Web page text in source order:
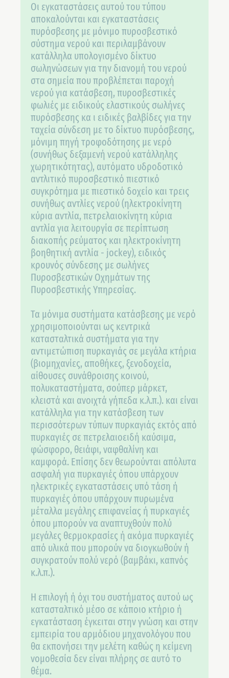
Οι εγκαταστάσεις αυτού του τύπου
αποκαλούνται και εγκαταστάσεις
πυρόσβεσης με μόνιμο πυροσβεστικό
σύστημα νερού και περιλαμβάνουν
κατάλληλα υπολογισμένο δίκτυο
σωληνώσεων για την διανομή του νερού
στα σημεία που προβλέπεται παροχή
νερού για κατάσβεση, πυροσβεστικές
φωλιές με ειδικούς ελαστικούς σωλήνες
πυρόσβεσης κα ι ειδικές βαλβίδες για την
ταχεία σύνδεση με το δίκτυο πυρόσβεσης,
μόνιμη πηγή τροφοδότησης με νερό
(συνήθως δεξαμενή νερού κατάλληλης
χωρητικότητας), αυτόματο υδροδοτικό
αντλιτικό πυροσβεστικό πιεστικό
συγκρότημα με πιεστικό δοχείο και τρεις
συνήθως αντλίες νερού (ηλεκτροκίνητη
κύρια αντλία, πετρελαιοκίνητη κύρια
αντλία για λειτουργία σε περίπτωση
διακοπής ρεύματος και ηλεκτροκίνητη
βοηθητική αντλία - jockey), ειδικός
κρουνός σύνδεσης με σωλήνες
Πυροσβεστικών Οχημάτων της
Πυροσβεστικής Υπηρεσίας.
Τα μόνιμα συστήματα κατάσβεσης με νερό
χρησιμοποιούνται ως κεντρικά
κατασταλτικά συστήματα για την
αντιμετώπιση πυρκαγιάς σε μεγάλα κτήρια
(βιομηχανίες, αποθήκες, ξενοδοχεία,
αίθουσες συνάθροισης κοινού,
πολυκαταστήματα, σούπερ μάρκετ,
κλειστά και ανοιχτά γήπεδα κ.λ.π.). και είναι
κατάλληλα για την κατάσβεση των
περισσότερων τύπων πυρκαγιάς εκτός από
πυρκαγιές σε πετρελαιοειδή καύσιμα,
φώσφορο, θειάφι, ναφθαλίνη και
καμφορά. Επίσης δεν θεωρούνται απόλυτα
ασφαλή για πυρκαγιές όπου υπάρχουν
ηλεκτρικές εγκαταστάσεις υπό τάση ή
πυρκαγιές όπου υπάρχουν πυρωμένα
μέταλλα μεγάλης επιφανείας ή πυρκαγιές
όπου μπορούν να αναπτυχθούν πολύ
μεγάλες θερμοκρασίες ή ακόμα πυρκαγιές
από υλικά που μπορούν να διογκωθούν ή
συγκρατούν πολύ νερό (βαμβάκι, καπνός
κ.λ.π.).
Η επιλογή ή όχι του συστήματος αυτού ως
κατασταλτικό μέσο σε κάποιο κτήριο ή
εγκατάσταση έγκειται στην γνώση και στην
εμπειρία του αρμόδιου μηχανολόγου που
θα εκπονήσει την μελέτη καθώς η κείμενη
νομοθεσία δεν είναι πλήρης σε αυτό το
θέμα.